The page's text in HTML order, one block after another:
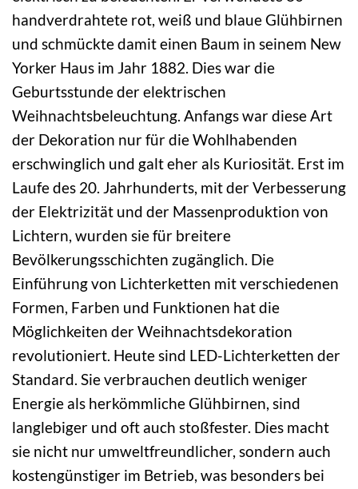
handverdrahtete rot, weiß und blaue Glühbirnen
und schmückte damit einen Baum in seinem New
Yorker Haus im Jahr 1882. Dies war die
Geburtsstunde der elektrischen
Weihnachtsbeleuchtung. Anfangs war diese Art
der Dekoration nur für die Wohlhabenden
erschwinglich und galt eher als Kuriosität. Erst im
Laufe des 20. Jahrhunderts, mit der Verbesserung
der Elektrizität und der Massenproduktion von
Lichtern, wurden sie für breitere
Bevölkerungsschichten zugänglich. Die
Einführung von Lichterketten mit verschiedenen
Formen, Farben und Funktionen hat die
Möglichkeiten der Weihnachtsdekoration
revolutioniert. Heute sind LED-Lichterketten der
Standard. Sie verbrauchen deutlich weniger
Energie als herkömmliche Glühbirnen, sind
langlebiger und oft auch stoßfester. Dies macht
sie nicht nur umweltfreundlicher, sondern auch
kostengünstiger im Betrieb, was besonders bei